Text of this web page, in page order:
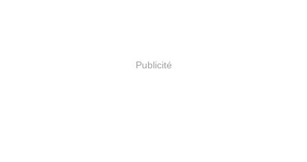
Publicité